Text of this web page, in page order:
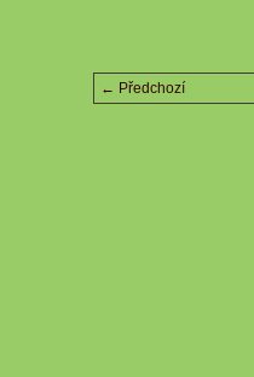
← Předchozí